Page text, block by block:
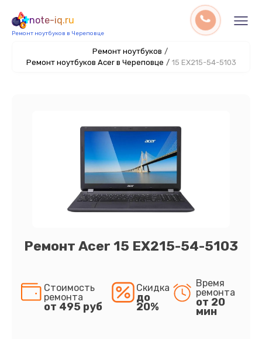
note-iq.ru
Ремонт ноутбуков в Череповце
Ремонт ноутбуков /
Ремонт ноутбуков Acer в Череповце / 15 EX215-54-5103
Ремонт Acer 15 EX215-54-5103
Стоимость
ремонта
от 495 руб
Скидка
до
20%
Время
ремонта
от 20
мин